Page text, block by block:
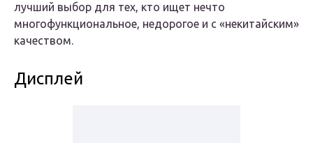
лучший выбор для тех, кто ищет нечто
многофункциональное, недорогое и с «некитайским»
качеством.
Дисплей